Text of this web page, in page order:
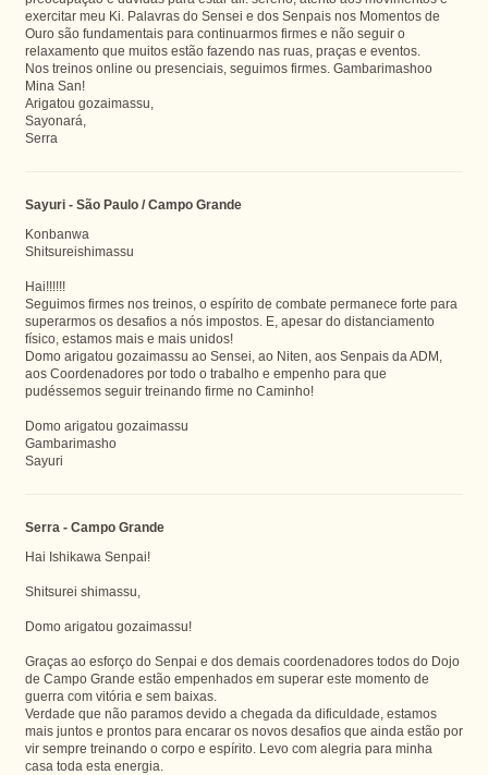
exercitar meu Ki. Palavras do Sensei e dos Senpais nos Momentos de
Ouro são fundamentais para continuarmos firmes e não seguir o
relaxamento que muitos estão fazendo nas ruas, praças e eventos.
Nos treinos online ou presenciais, seguimos firmes. Gambarimashoo
Mina San!
Arigatou gozaimassu,
Sayonará,
Serra
Sayuri - São Paulo / Campo Grande
Konbanwa
Shitsureishimassu
Hai!!!!!!
Seguimos firmes nos treinos, o espírito de combate permanece forte para
superarmos os desafios a nós impostos. E, apesar do distanciamento
físico, estamos mais e mais unidos!
Domo arigatou gozaimassu ao Sensei, ao Niten, aos Senpais da ADM,
aos Coordenadores por todo o trabalho e empenho para que
pudéssemos seguir treinando firme no Caminho!
Domo arigatou gozaimassu
Gambarimasho
Sayuri
Serra - Campo Grande
Hai Ishikawa Senpai!
Shitsurei shimassu,
Domo arigatou gozaimassu!
Graças ao esforço do Senpai e dos demais coordenadores todos do Dojo
de Campo Grande estão empenhados em superar este momento de
guerra com vitória e sem baixas.
Verdade que não paramos devido a chegada da dificuldade, estamos
mais juntos e prontos para encarar os novos desafios que ainda estão por
vir sempre treinando o corpo e espírito. Levo com alegria para minha
casa toda esta energia.